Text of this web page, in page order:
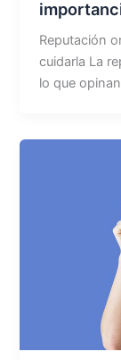
Reputación
cuidarla La
lo que opinan